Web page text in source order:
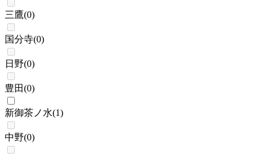
三鷹(0)
国分寺(0)
日野(0)
豊田(0)
新御茶ノ水(1)
中野(0)